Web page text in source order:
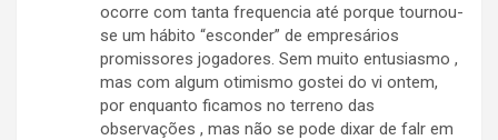
ocorre com tanta frequencia até porque tournou-
se um hábito “esconder” de empresários
promissores jogadores. Sem muito entusiasmo ,
mas com algum otimismo gostei do vi ontem,
por enquanto ficamos no terreno das
observações , mas não se pode dixar de falr em